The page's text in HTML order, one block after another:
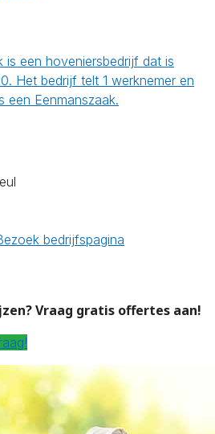
is een hoveniersbedrijf dat is
Het bedrijf telt 1 werknemer en
een Eenmanszaak.
bedrijfspagina
Vraag gratis offertes aan!